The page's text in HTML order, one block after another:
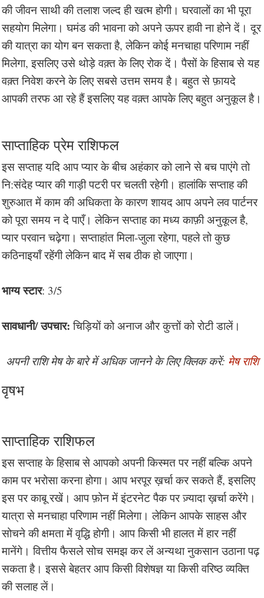
की जीवन साथी की तलाश जल्द ही खत्म होगी। घरवालों का भी पूरा
सहयोग मिलेगा। घमंड की भावना को अपने ऊपर हावी ना होने दें। दूर
की यात्रा का योग बन सकता है, लेकिन कोई मनचाहा परिणाम नहीं
मिलेगा, इसलिए उसे थोड़े वक़्त के लिए रोक दें। पैसों के हिसाब से यह
वक़्त निवेश करने के लिए सबसे उत्तम समय है। बहुत से फ़ायदे
आपकी तरफ आ रहे हैं इसलिए यह वक़्त आपके लिए बहुत अनुकूल है।
साप्ताहिक प्रेम राशिफल
इस सप्ताह यदि आप प्यार के बीच अहंकार को लाने से बच पाएंगे तो
नि:संदेह प्यार की गाड़ी पटरी पर चलती रहेगी। हालांकि सप्ताह की
शुरुआत में काम की अधिकता के कारण शायद आप अपने लव पार्टनर
को पूरा समय न दे पाएँ। लेकिन सप्ताह का मध्य काफ़ी अनुकूल है,
प्यार परवान चढ़ेगा। सप्ताहांत मिला-जुला रहेगा, पहले तो कुछ
कठिनाइयाँ रहेंगी लेकिन बाद में सब ठीक हो जाएगा।
भाग्य स्टार: 3/5
सावधानी/ उपचार: चिड़ियों को अनाज और कुत्तों को रोटी डालें।
अपनी राशि मेष के बारे में अधिक जानने के लिए क्लिक करें: मेष राशि
वृषभ
साप्ताहिक राशिफल
इस सप्ताह के हिसाब से आपको अपनी किस्मत पर नहीं बल्कि अपने
काम पर भरोसा करना होगा। आप भरपूर ख़र्चा कर सकते हैं, इसलिए
इस पर काबू रखें। आप फ़ोन में इंटरनेट पैक पर ज़्यादा ख़र्चा करेंगे।
यात्रा से मनचाहा परिणाम नहीं मिलेगा। लेकिन आपके साहस और
सोचने की क्षमता में वृद्धि होगी। आप किसी भी हालत में हार नहीं
मानेंगे। वित्तीय फैसले सोच समझ कर लें अन्यथा नुकसान उठाना पढ़
सकता है। इससे बेहतर आप किसी विशेषज्ञ या किसी वरिष्ठ व्यक्ति
की सलाह लें।